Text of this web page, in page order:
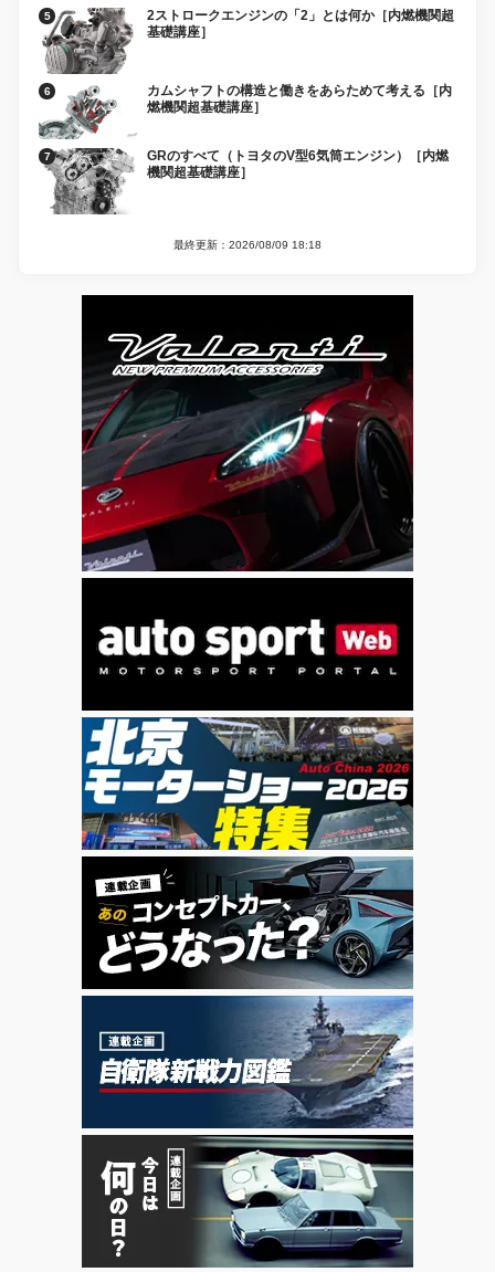
2ストロークエンジンの「2」とは何か［内燃機関超
基礎講座］
カムシャフトの構造と働きをあらためて考える［内
燃機関超基礎講座］
GRのすべて（トヨタのV型6気筒エンジン）［内燃
機関超基礎講座］
最終更新：2026/08/09 18:18